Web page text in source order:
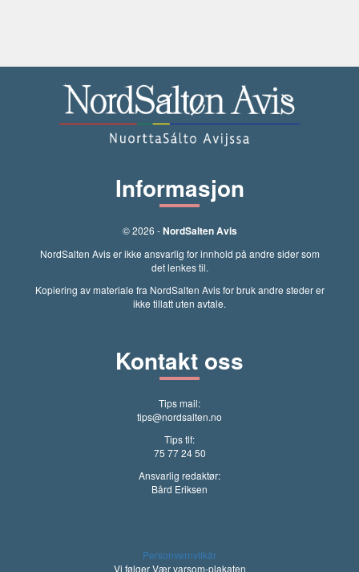
Informasjon
© 2026 -NordSalten Avis
NordSalten Avis er ikke ansvarlig for innhold på andre sider som
det lenkes til.
Kopiering av materiale fra NordSalten Avis for bruk andre steder er
ikke tillatt uten avtale.
Kontakt oss
Tips mail:
tips@nordsalten.no
Tips tlf:
75 77 24 50
Ansvarlig redaktør:
Bård Eriksen
Personvernvilkår
Vi følger Vær varsom-plakaten